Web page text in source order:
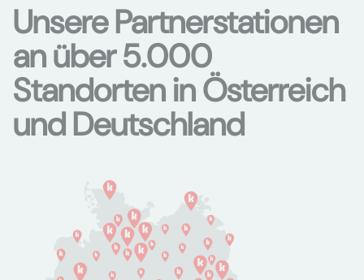
Unsere Partnerstationen
an über 5.000
Standorten in Österreich
und Deutschland